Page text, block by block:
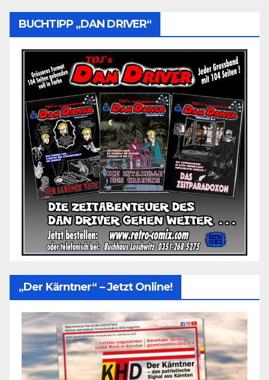
BUCHTIPP „DAN DRIVER“
„Der Kärntner“ – Jetzt Online!